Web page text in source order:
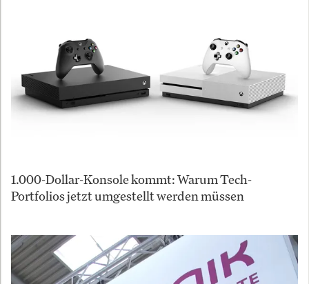
1.000-Dollar-Konsole kommt: Warum Tech-
Portfolios jetzt umgestellt werden müssen